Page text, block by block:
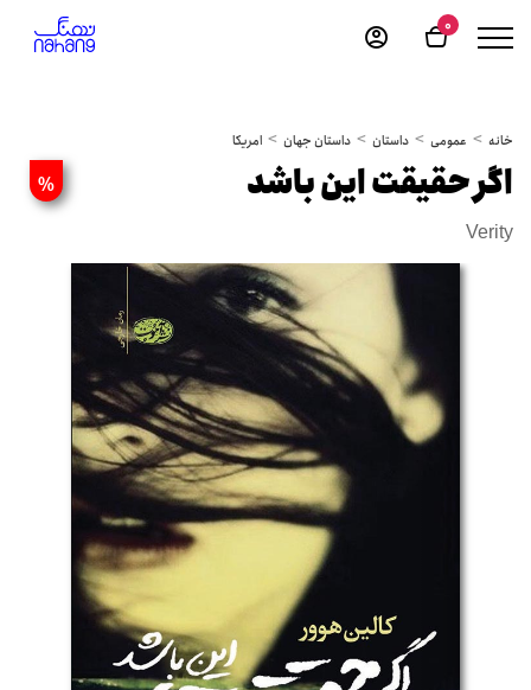
0
خانه عمومی داستان داستان جهان امریکا
% اگر حقیقت این باشد
Verity